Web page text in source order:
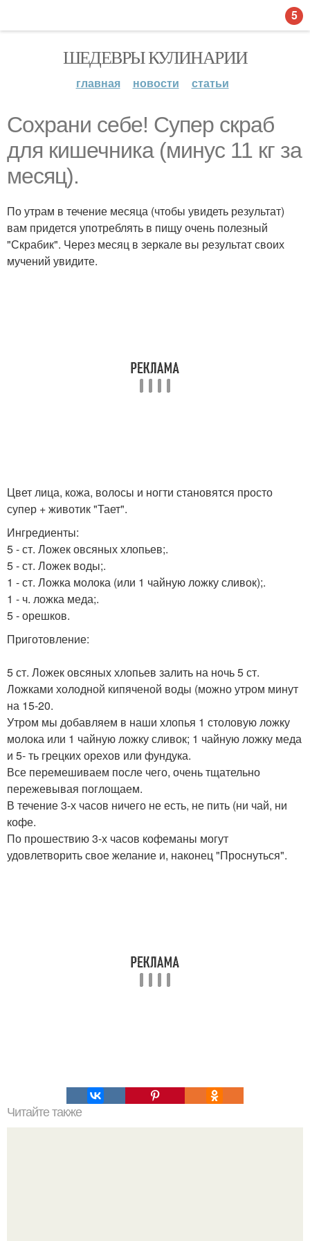
ШЕДЕВРЫ КУЛИНАРИИ
главная новости статьи
Сохрани себе! Супер скраб
для кишечника (минус 11 кг за
месяц).
По утрам в течение месяца (чтобы увидеть результат)
вам придется употреблять в пищу очень полезный
"Скрабик". Через месяц в зеркале вы результат своих
мучений увидите.
Цвет лица, кожа, волосы и ногти становятся просто
супер + животик "Тает".
Ингредиенты:
5 - ст. Ложек овсяных хлопьев;.
5 - ст. Ложек воды;.
1 - ст. Ложка молока (или 1 чайную ложку сливок);.
1 - ч. ложка меда;.
5 - орешков.
Приготовление:
5 ст. Ложек овсяных хлопьев залить на ночь 5 ст.
Ложками холодной кипяченой воды (можно утром минут
на 15-20.
Утром мы добавляем в наши хлопья 1 столовую ложку
молока или 1 чайную ложку сливок; 1 чайную ложку меда
и 5- ть грецких орехов или фундука.
Все перемешиваем после чего, очень тщательно
пережевывая поглощаем.
В течение 3-х часов ничего не есть, не пить (ни чай, ни
кофе.
По прошествию 3-х часов кофеманы могут
удовлетворить свое желание и, наконец "Проснуться".
Читайте также
5